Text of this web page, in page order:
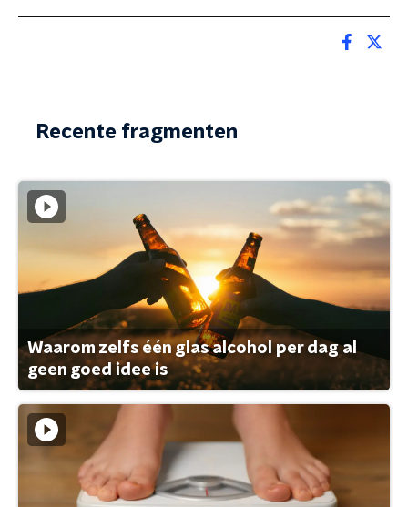
Recente fragmenten
Waarom zelfs één glas alcohol per dag al
geen goed idee is